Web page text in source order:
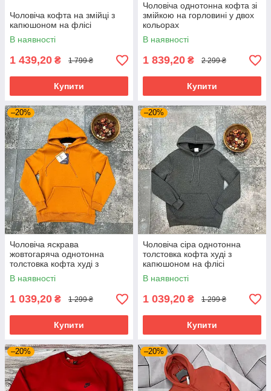
Чоловіча кофта на змійці з
капюшоном на флісі
В наявності
1 439,20 ₴ 1 799 ₴
Купити
Чоловіча однотонна кофта зі
змійкою на горловині у двох
кольорах
В наявності
1 839,20 ₴ 2 299 ₴
Купити
–20%
Чоловіча яскрава
жовтогаряча однотонна
толстовка кофта худі з
капюшоном на флісі
В наявності
1 039,20 ₴ 1 299 ₴
Купити
–20%
Чоловіча сіра однотонна
толстовка кофта худі з
капюшоном на флісі
В наявності
1 039,20 ₴ 1 299 ₴
Купити
–20% –20%